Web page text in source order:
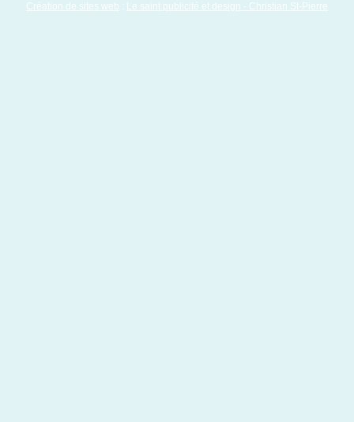
Création de sites web : Le saint publicité et design - Christian St-Pierre